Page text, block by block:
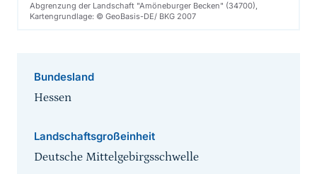
Abgrenzung der Landschaft "Amöneburger Becken" (34700),
Kartengrundlage: © GeoBasis-DE/ BKG 2007
Bundesland
Hessen
Landschaftsgroßeinheit
Deutsche Mittelgebirgsschwelle